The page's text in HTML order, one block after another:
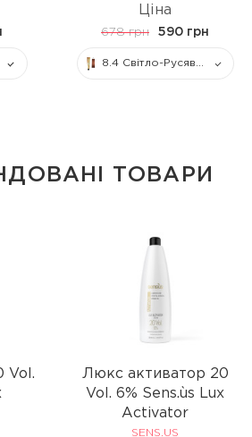
Ціна
678 грн 590 грн
ТОВАРИ
Vol.
Люкс активатор 20
Vol. 6% Sens.ùs Lux
Activator
SENS.US